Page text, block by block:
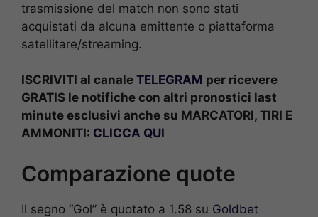
trasmissione del match non sono stati
acquistati da alcuna emittente o piattaforma
satellitare/streaming.
ISCRIVITI al canale TELEGRAM per ricevere
GRATIS le notifiche con altri pronostici last
minute esclusivi anche su MARCATORI, TIRI E
AMMONITI: CLICCA QUI
Comparazione quote
Il segno “Gol” è quotato a 1.58 su Goldbet